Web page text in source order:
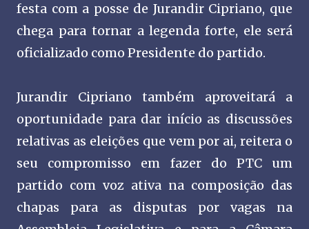
festa com a posse de Jurandir Cipriano, que
chega para tornar a legenda forte, ele será
oficializado como Presidente do partido.
Jurandir Cipriano também aproveitará a
oportunidade para dar início as discussões
relativas as eleições que vem por ai, reitera o
seu compromisso em fazer do PTC um
partido com voz ativa na composição das
chapas para as disputas por vagas na